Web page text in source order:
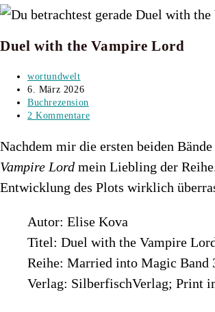
Duel with the Vampire Lord
Beitrags-
Autor:
wortundwelt
Beitrag
veröffentlicht:
6. März 2026
Beitrags-
Kategorie:
Buchrezension
Beitrags-
2 Kommentare
Nachdem mir die ersten beiden
Vampire Lord mein Liebling der
Entwicklung des Plots wirklich
Autor: Elise Kova
Titel: Duel with the Vampire
Reihe: Married into Magic Band
Verlag: SilberfischVerlag; Print